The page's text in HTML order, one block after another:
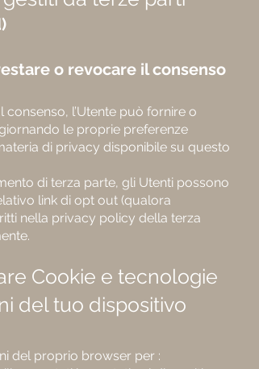
o revocare il consenso
consenso, l’Utente può fornire o
le proprie preferenze
di privacy disponibile su questo
di terza parte, gli Utenti possono
link di opt out (qualora
nella privacy policy della terza
Cookie e tecnologie
del tuo dispositivo
del proprio browser per :